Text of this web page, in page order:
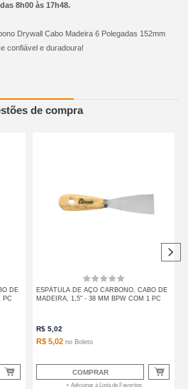
8h00 às 17h48.
Drywall Cabo Madeira 6 Polegadas 152mm
confiável e duradoura!
de compra
DE
PC
ESPÁTULA DE AÇO CARBONO, CABO DE
MADEIRA, 1,5" - 38 MM BPW COM 1 PC
R$ 5,02
R$ 5,02 no Boleto
COMPRAR
+ Adicionar à Lista de Favoritos